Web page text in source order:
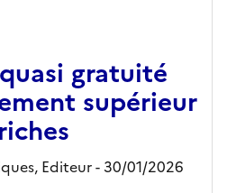
gratuité
supérieur
Editeur- 30/01/2026